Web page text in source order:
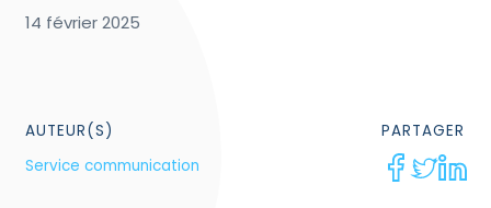
14 février 2025
AUTEUR(S)
Service communication
PARTAGER